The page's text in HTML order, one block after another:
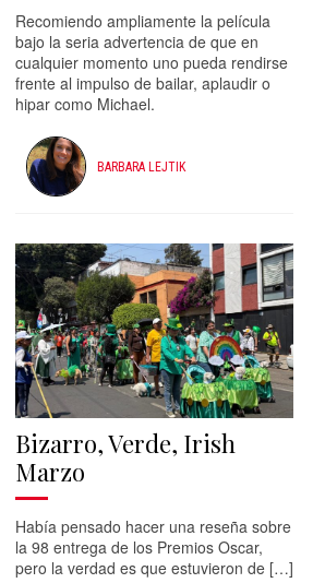
Recomiendo ampliamente la película
bajo la seria advertencia de que en
cualquier momento uno pueda rendirse
frente al impulso de bailar, aplaudir o
hipar como Michael.
BARBARA LEJTIK
Bizarro, Verde, Irish
Marzo
Había pensado hacer una reseña sobre
la 98 entrega de los Premios Oscar,
pero la verdad es que estuvieron de […]